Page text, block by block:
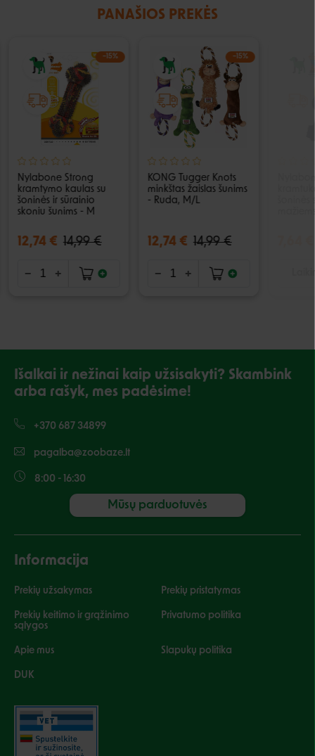
PANAŠIOS PREKĖS
−15%
Nylabone Strong
kramtymo kaulas su
šoninės ir sūrainio
skoniu šunims - M
12,74 € 14,99 €
−15%
KONG Tugger Knots
minkštas žaislas šunims
- Ruda, M/L
12,74 € 14,99 €
Išalkai ir nežinai kaip užsisakyti? Skambink
arba rašyk, mes padėsime!
+370 687 34899
pagalba@zoobaze.lt
8:00 - 16:30
Mūsų parduotuvės
Informacija
Prekių užsakymas Prekių pristatymas
Prekių keitimo ir grąžinimo
sąlygos
Privatumo politika
Apie mus Slapukų politika
DUK